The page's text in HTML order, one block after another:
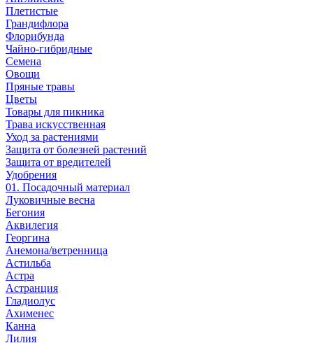
Плетистые
Грандифлора
Флорибунда
Чайно-гибридные
Семена
Овощи
Пряные травы
Цветы
Товары для пикника
Трава искусственная
Уход за растениями
Защита от болезней растений
Защита от вредителей
Удобрения
01. Посадочный материал
Луковичные весна
Бегония
Аквилегия
Георгина
Анемона/ветренница
Астильба
Астра
Астранция
Гладиолус
Ахименес
Канна
Лилия